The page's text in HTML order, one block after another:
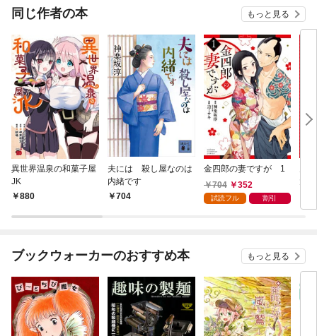
同じ作者の本 もっと見る
異世界温泉の和菓子屋
JK
880
夫には 殺し屋なのは
内緒です
704
金四郎の妻ですが 1
704
352
試読フル 割引
ブックウォーカーのおすすめ本 もっと見る